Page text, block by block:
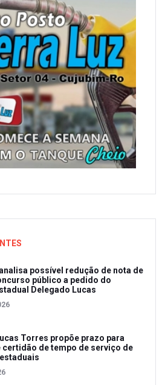
analisa possível redução de nota de
público a pedido do
Delegado Lucas
Torres propõe prazo para
certidão de tempo de serviço de